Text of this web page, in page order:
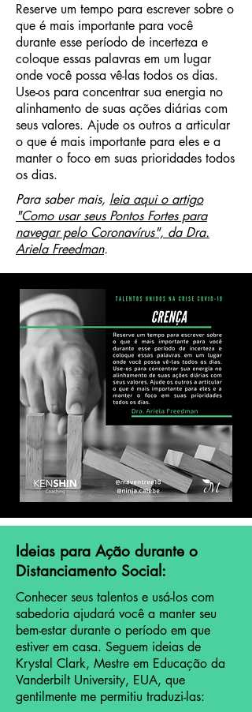
Reserve um tempo para escrever sobre o
que é mais importante para você
durante esse período de incerteza e
coloque essas palavras em um lugar
onde você possa vê-las todos os dias.
Use-os para concentrar sua energia no
alinhamento de suas ações diárias com
seus valores. Ajude os outros a articular
o que é mais importante para eles e a
manter o foco em suas prioridades todos
os dias.
Para saber mais, leia aqui o artigo
"Como usar seus Pontos Fortes para
navegar pelo Coronavírus", da Dra.
Ariela Freedman.
Ideias para Ação durante o
Distanciamento Social:
Conhecer seus talentos e usá-los com
sabedoria ajudará você a manter seu
bem-estar durante o período em que
estiver em casa. Seguem ideias de
Krystal Clark, Mestre em Educação da
Vanderbilt University, EUA, que
gentilmente me permitiu traduzi-las: